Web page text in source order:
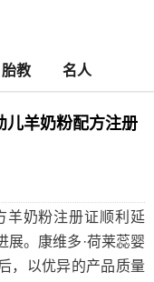
胎教 名人
儿羊奶粉配方注册
奶粉注册证顺利延
展。康维多·荷莱蕊婴
，以优异的产品质量